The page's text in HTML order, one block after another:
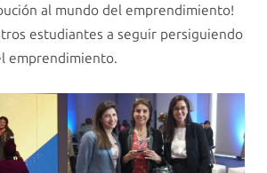
al mundo del emprendimiento!
estudiantes a seguir persiguiendo
emprendimiento.